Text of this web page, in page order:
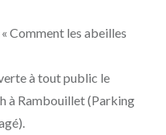
« Comment les abeilles
à tout public le
à Rambouillet (Parking